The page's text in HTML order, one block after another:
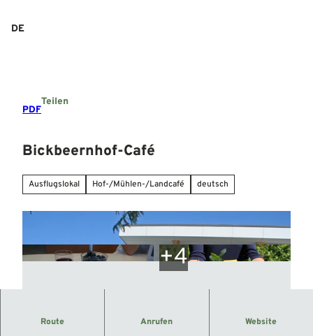
DE
PDF
Teilen
Bickbeernhof-Café
Ausflugslokal Hof-/Mühlen-/Landcafé deutsch
Route Anrufen Website
Vielfältige Fruchtspezialitäten rund um Blaubeeren.